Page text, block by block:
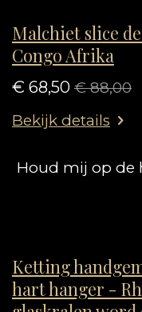
Malchiet slice
Congo Afrika
€ 68,50 € 88,00
Bekijk details
Houd mij op de
Ketting
hart hanger -